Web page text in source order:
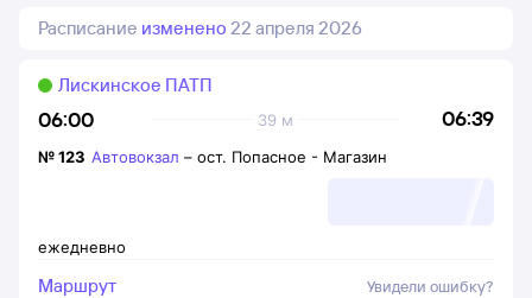
Расписание изменено 22 апреля 2026
06:00 06:39
39 м
Лискинское ПАТП
ежедневно
№123 Автовокзал – ост. Попасное - Магазин
Маршрут Увидели ошибку?